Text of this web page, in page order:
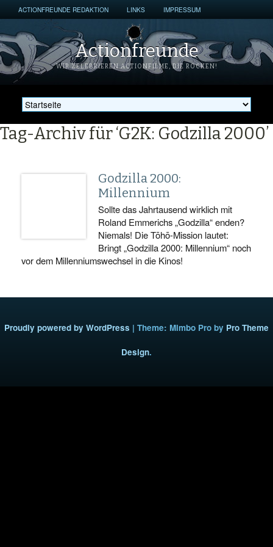
ACTIONFREUNDE REDAKTION LINKS IMPRESSUM
Actionfreunde
WIR ZELEBRIEREN ACTIONFILME, DIE ROCKEN!
Tag-Archiv für ‘G2K: Godzilla 2000’
Godzilla 2000:
Millennium
Sollte das Jahrtausend wirklich mit
Roland Emmerichs „Godzilla“ enden?
Niemals! Die Tōhō-Mission lautet:
Bringt „Godzilla 2000: Millennium“ noch
vor dem Millenniumswechsel in die Kinos!
Proudly powered by WordPress | Theme: Mimbo Pro by Pro Theme
Design.